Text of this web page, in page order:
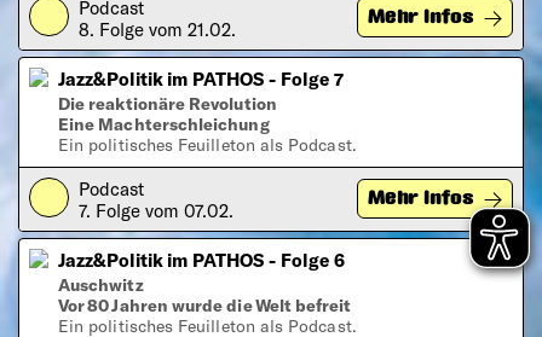
Play Podcast
8. Folge vom 21.02.
Mehr Infos
Jazz&Politik im PATHOS - Folge 7
Die reaktionäre Revolution
Eine Machterschleichung
Ein politisches Feuilleton als Podcast.
Play Podcast
7. Folge vom 07.02.
Mehr Infos
Jazz&Politik im PATHOS - Folge 6
Auschwitz
Vor 80 Jahren wurde die Welt befreit
Ein politisches Feuilleton als Podcast.